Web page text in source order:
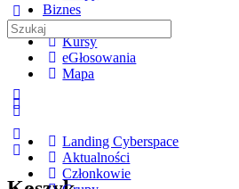
Biznes
Tematy
Kursy
eGłosowania
Mapa
Search
for:
Landing Cyberspace
Aktualności
Członkowie